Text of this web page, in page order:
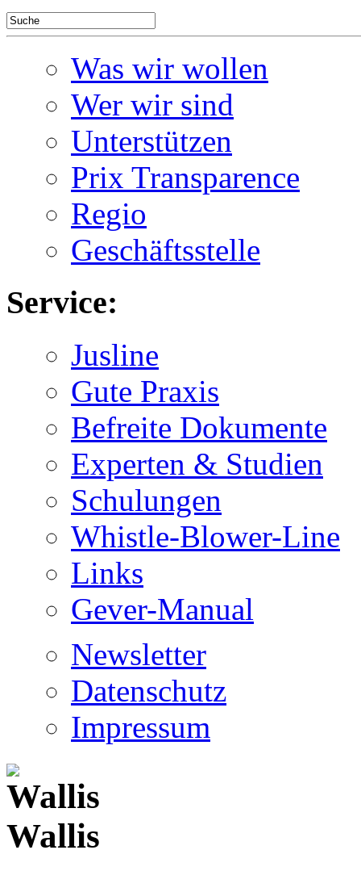
Was wir wollen
Wer wir sind
Unterstützen
Prix Transparence
Regio
Geschäftsstelle
Service:
Jusline
Gute Praxis
Befreite Dokumente
Experten & Studien
Schulungen
Whistle-Blower-Line
Links
Gever-Manual
Newsletter
Datenschutz
Impressum
Wallis